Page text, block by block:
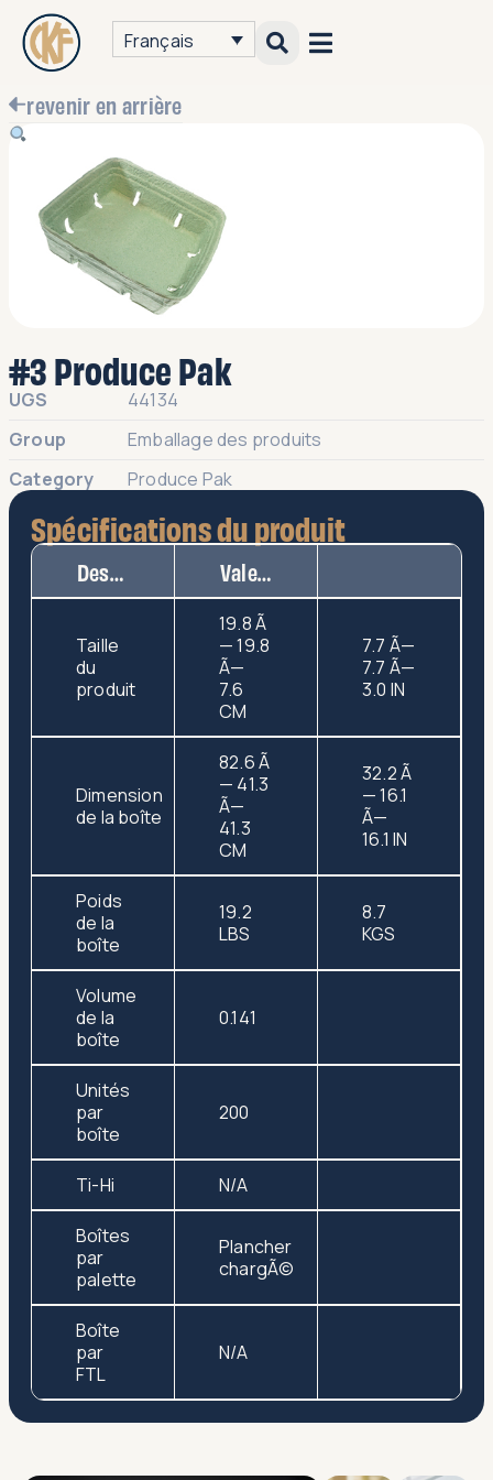
Français
revenir en arrière
#3 Produce Pak
UGS
44134
Group
Emballage des produits
Category
Produce Pak
Spécifications du produit
Description Valeur
Taille
du
produit
19.8 Ã
— 19.8
Ã—
7.6
CM
7.7 Ã—
7.7 Ã—
3.0 IN
Dimension
de la boîte
82.6 Ã
— 41.3
Ã—
41.3
CM
32.2 Ã
— 16.1
Ã—
16.1 IN
Poids
de la
boîte
19.2
LBS
8.7
KGS
Volume
de la
boîte
0.141
Unités
par
boîte
200
Ti-Hi N/A
Boîtes
par
palette
Plancher
chargÃ©
Boîte
par
FTL
N/A